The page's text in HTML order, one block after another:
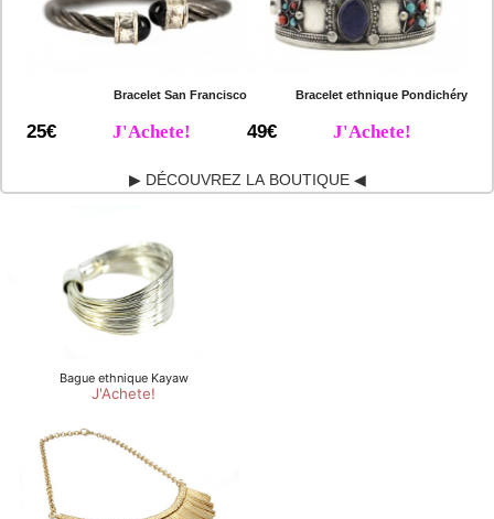
Bracelet San Francisco
25€ J'Achete!
Bracelet ethnique Pondichéry
49€ J'Achete!
▶ DÉCOUVREZ LA BOUTIQUE ◀